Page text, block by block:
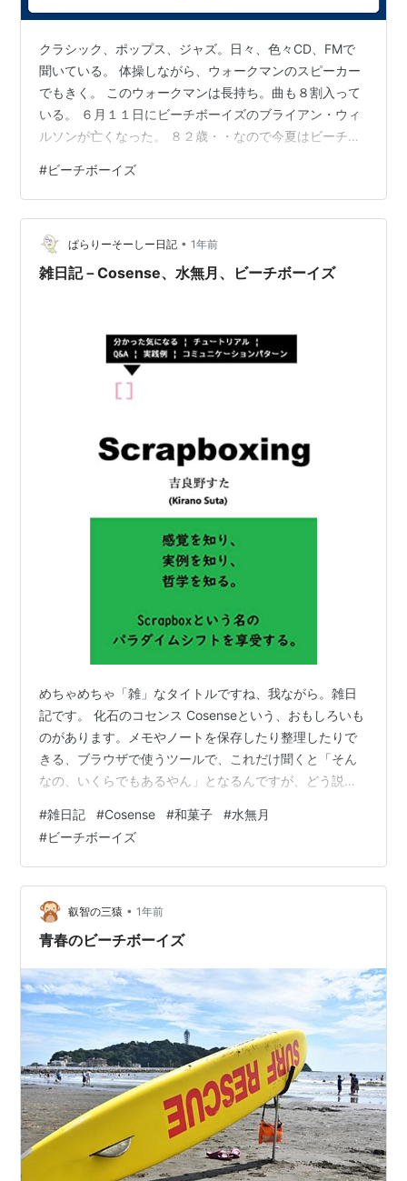
クラシック、ポップス、ジャズ。日々、色々CD、FMで
聞いている。 体操しながら、ウォークマンのスピーカー
でもきく。 このウォークマンは長持ち。曲も８割入って
いる。 ６月１１日にビーチボーイズのブライアン・ウィ
ルソンが亡くなった。 ８２歳・・なので今夏はビーチボ
た。 好きな「キャロラインNO」の歌詞をネットから拝
借。 初めドラム系、太鼓？の音がなる。 不思議な歌詞で
もある。５９年前の曲。 Songwriters: WILSON, BRIAN
DOUGLAS / ASHER, TONYlyrics c Universal Music
Publis…
#ビーチボーイズ
ぱらりーそーしー日記 • 1年前
雑日記－Cosense、水無月、ビーチボーイズ
めちゃめちゃ「雑」なタイトルですね、我ながら。雑日
記です。 化石のコセンス Cosenseという、おもしろいも
のがあります。メモやノートを保存したり整理したりで
きる、ブラウザで使うツールで、これだけ聞くと「そん
なの、いくらでもあるやん」となるんですが、どう説明
もしろいんですよ。 かつてはScrapboxという名前でし
た。こっちの名前の方がよかったな。（これをつくった
増井俊之という人もおもしろそう） scrapbox.io これを
使って、街の化石の情報をまとめてみようかと思ってま
す。思っているだけで、実際には全然できてませんけ
ど。自分が見たものだ…
#雑日記 #Cosense #和菓子 #水無月
#ビーチボーイズ
叡智の三猿 • 1年前
青春のビーチボーイズ